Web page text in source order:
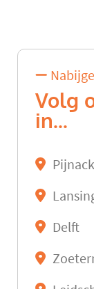
Volg
in...
Delft